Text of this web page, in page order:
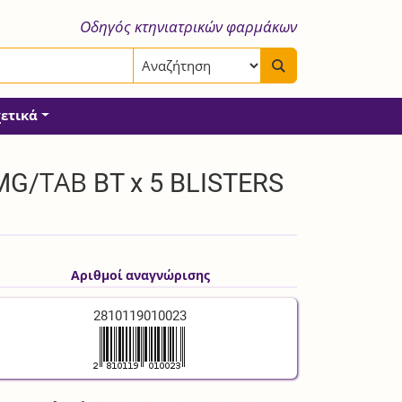
Οδηγός κτηνιατρικών φαρμάκων
ΤΑΒ BT x 5 BLISTERS
Αριθμοί αναγνώρισης
2810119010023